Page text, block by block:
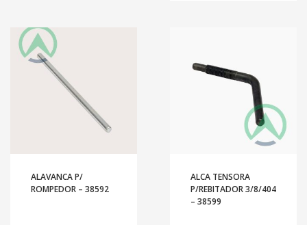
ALAVANCA P/
ROMPEDOR – 38592
ALCA TENSORA
P/REBITADOR 3/8/404
– 38599